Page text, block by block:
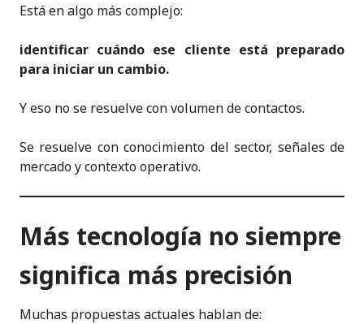
Está en algo más complejo:
identificar cuándo ese cliente está preparado
para iniciar un cambio.
Y eso no se resuelve con volumen de contactos.
Se resuelve con conocimiento del sector, señales de
mercado y contexto operativo.
Más tecnología no siempre
significa más precisión
Muchas propuestas actuales hablan de: